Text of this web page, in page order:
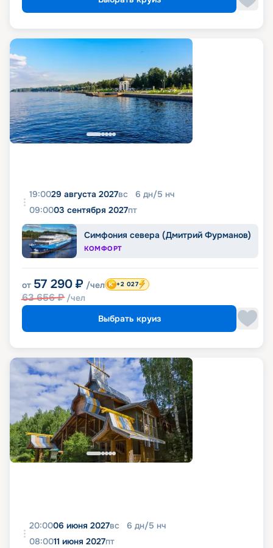
19:0029 августа 2027вс 6 дн/5 нч
09:0003 сентября 2027пт
Симфония севера (Дмитрий Фурманов)
КОМФОРТ
от 57 290 ₽ /чел
63 656₽ /чел
+2 027
Выбрать круиз
20:0006 июня 2027вс 6 дн/5 нч
08:0011 июня 2027пт